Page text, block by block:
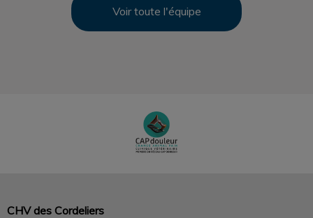
Voir toute l'équipe
CHV des Cordeliers